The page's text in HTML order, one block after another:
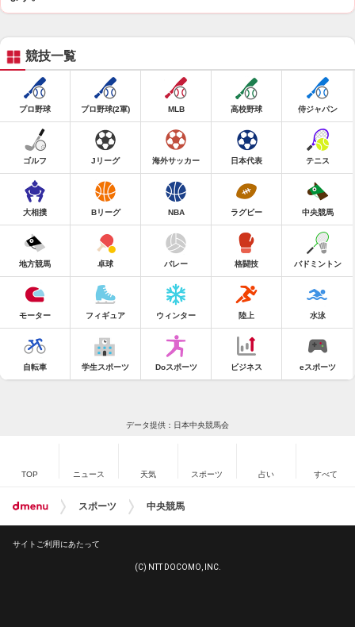
競技一覧
プロ野球 プロ野球(2軍) MLB 高校野球 侍ジャパン
ゴルフ Jリーグ 海外サッカー 日本代表 テニス
大相撲 Bリーグ NBA ラグビー 中央競馬
地方競馬 卓球 バレー 格闘技 バドミントン
モーター フィギュア ウィンター 陸上 水泳
自転車 学生スポーツ Doスポーツ ビジネス eスポーツ
データ提供：日本中央競馬会
TOP ニュース 天気 スポーツ 占い すべて
スポーツ 中央競馬
サイトご利用にあたって
(C) NTT DOCOMO, INC.